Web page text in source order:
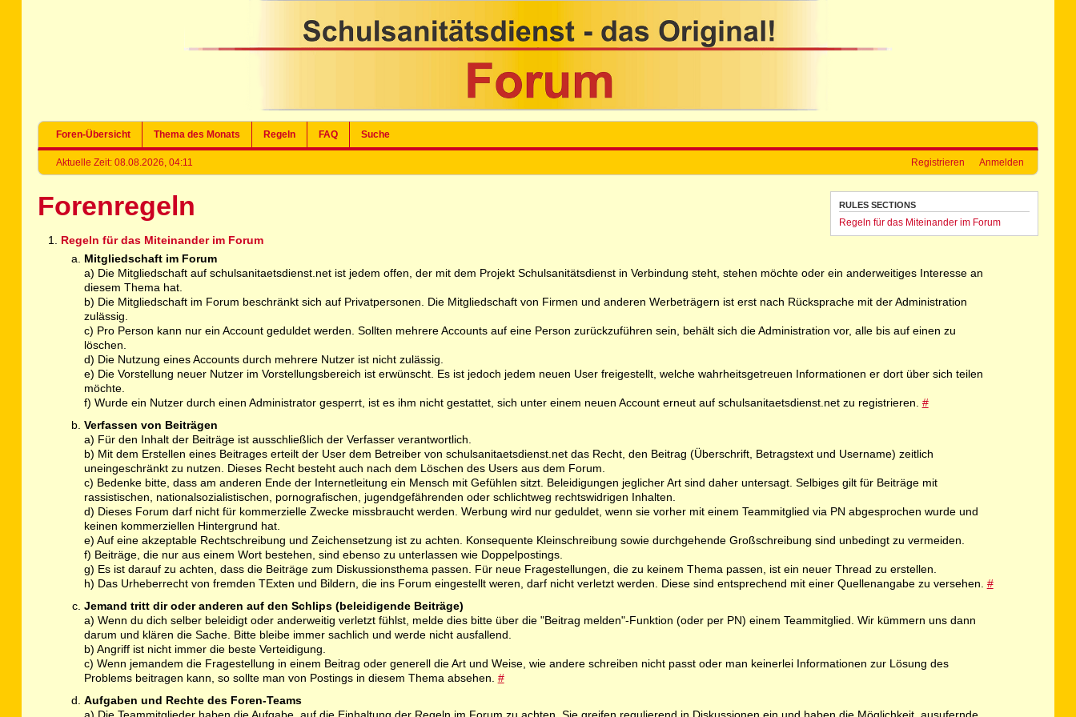
Foren-Übersicht Thema des Monats Regeln FAQ Suche
Aktuelle Zeit: 08.08.2026, 04:11 Registrieren Anmelden
RULES SECTIONS
Regeln für das Miteinander im Forum
Forenregeln
Regeln für das Miteinander im Forum
Mitgliedschaft im Forum
a) Die Mitgliedschaft auf schulsanitaetsdienst.net ist jedem offen, der mit dem Projekt Schulsanitätsdienst in Verbindung steht, stehen möchte oder ein anderweitiges Interesse an
diesem Thema hat.
b) Die Mitgliedschaft im Forum beschränkt sich auf Privatpersonen. Die Mitgliedschaft von Firmen und anderen Werbeträgern ist erst nach Rücksprache mit der Administration
zulässig.
c) Pro Person kann nur ein Account geduldet werden. Sollten mehrere Accounts auf eine Person zurückzuführen sein, behält sich die Administration vor, alle bis auf einen zu
löschen.
d) Die Nutzung eines Accounts durch mehrere Nutzer ist nicht zulässig.
e) Die Vorstellung neuer Nutzer im Vorstellungsbereich ist erwünscht. Es ist jedoch jedem neuen User freigestellt, welche wahrheitsgetreuen Informationen er dort über sich teilen
möchte.
f) Wurde ein Nutzer durch einen Administrator gesperrt, ist es ihm nicht gestattet, sich unter einem neuen Account erneut auf schulsanitaetsdienst.net zu registrieren. #
Verfassen von Beiträgen
a) Für den Inhalt der Beiträge ist ausschließlich der Verfasser verantwortlich.
b) Mit dem Erstellen eines Beitrages erteilt der User dem Betreiber von schulsanitaetsdienst.net das Recht, den Beitrag (Überschrift, Betragstext und Username) zeitlich
uneingeschränkt zu nutzen. Dieses Recht besteht auch nach dem Löschen des Users aus dem Forum.
c) Bedenke bitte, dass am anderen Ende der Internetleitung ein Mensch mit Gefühlen sitzt. Beleidigungen jeglicher Art sind daher untersagt. Selbiges gilt für Beiträge mit
rassistischen, nationalsozialistischen, pornografischen, jugendgefährenden oder schlichtweg rechtswidrigen Inhalten.
d) Dieses Forum darf nicht für kommerzielle Zwecke missbraucht werden. Werbung wird nur geduldet, wenn sie vorher mit einem Teammitglied via PN abgesprochen wurde und
keinen kommerziellen Hintergrund hat.
e) Auf eine akzeptable Rechtschreibung und Zeichensetzung ist zu achten. Konsequente Kleinschreibung sowie durchgehende Großschreibung sind unbedingt zu vermeiden.
f) Beiträge, die nur aus einem Wort bestehen, sind ebenso zu unterlassen wie Doppelpostings.
g) Es ist darauf zu achten, dass die Beiträge zum Diskussionsthema passen. Für neue Fragestellungen, die zu keinem Thema passen, ist ein neuer Thread zu erstellen.
h) Das Urheberrecht von fremden TExten und Bildern, die ins Forum eingestellt weren, darf nicht verletzt werden. Diese sind entsprechend mit einer Quellenangabe zu versehen. #
Jemand tritt dir oder anderen auf den Schlips (beleidigende Beiträge)
a) Wenn du dich selber beleidigt oder anderweitig verletzt fühlst, melde dies bitte über die "Beitrag melden"-Funktion (oder per PN) einem Teammitglied. Wir kümmern uns dann
darum und klären die Sache. Bitte bleibe immer sachlich und werde nicht ausfallend.
b) Angriff ist nicht immer die beste Verteidigung.
c) Wenn jemandem die Fragestellung in einem Beitrag oder generell die Art und Weise, wie andere schreiben nicht passt oder man keinerlei Informationen zur Lösung des
Problems beitragen kann, so sollte man von Postings in diesem Thema absehen. #
Aufgaben und Rechte des Foren-Teams